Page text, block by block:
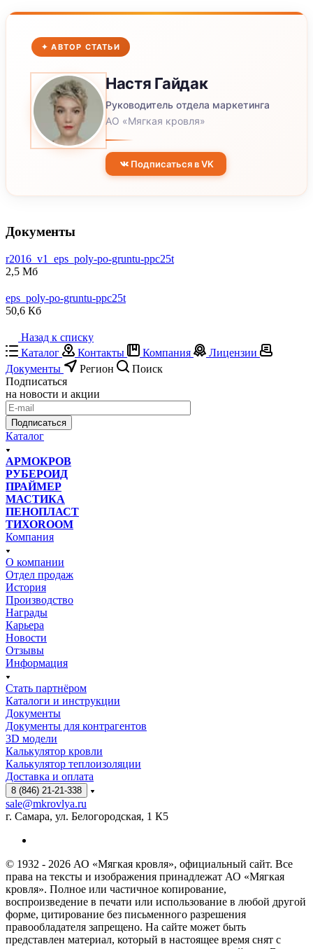
✦ АВТОР СТАТЬИ
Настя Гайдак
Руководитель отдела маркетинга
АО «Мягкая кровля»
Подписаться в VK
Документы
r2016_v1_eps_poly-po-gruntu-ppc25t
2,5 Мб
eps_poly-po-gruntu-ppc25t
50,6 Кб
Назад к списку
Каталог
Контакты Компания
Лицензии
Документы
Регион
Поиск
Подписаться
на новости и акции
Подписаться
Каталог
АРМОКРОВ
РУБЕРОИД
ПРАЙМЕР
МАСТИКА
ПЕНОПЛАСТ
ТИХОROOM
Компания
О компании
Отдел продаж
История
Производство
Награды
Карьера
Новости
Отзывы
Информация
Стать партнёром
Каталоги и инструкции
Документы
Документы для контрагентов
3D модели
Калькулятор кровли
Калькулятор теплоизоляции
Доставка и оплата
8 (846) 21-21-338
sale@mkrovlya.ru
г. Самара, ул. Белогородская, 1 К5
© 1932 - 2026 АО «Мягкая кровля», официальный сайт. Все
права на тексты и изображения принадлежат АО «Мягкая
кровля». Полное или частичное копирование,
воспроизведение в печати или использование в любой другой
форме, цитирование без письменного разрешения
правообладателя запрещено. На сайте может быть
представлен материал, который в настоящее время снят с